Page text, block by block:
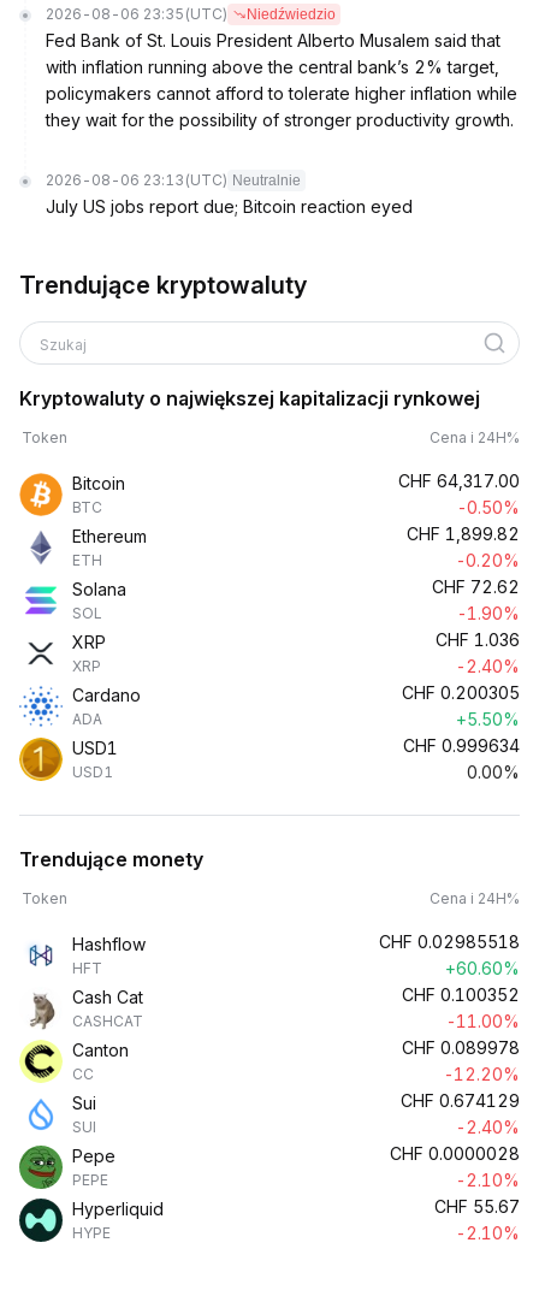
2026-08-06 23:35 (UTC) Niedźwiedzio
Fed Bank of St. Louis President Alberto Musalem said that
with inflation running above the central bank’s 2% target,
policymakers cannot afford to tolerate higher inflation while
they wait for the possibility of stronger productivity growth.
2026-08-06 23:13 (UTC) Neutralnie
July US jobs report due; Bitcoin reaction eyed
Trendujące kryptowaluty
Szukaj
Kryptowaluty o największej kapitalizacji rynkowej
Token Cena i 24H%
Bitcoin
BTC
CHF 64,317.00
-0.50%
Ethereum
ETH
CHF 1,899.82
-0.20%
Solana
SOL
CHF 72.62
-1.90%
XRP
XRP
CHF 1.036
-2.40%
Cardano
ADA
CHF 0.200305
+5.50%
USD1
USD1
CHF 0.999634
0.00%
Trendujące monety
Token Cena i 24H%
Hashflow
HFT
CHF 0.02985518
+60.60%
Cash Cat
CASHCAT
CHF 0.100352
-11.00%
Canton
CC
CHF 0.089978
-12.20%
Sui
SUI
CHF 0.674129
-2.40%
Pepe
PEPE
CHF 0.0000028
-2.10%
Hyperliquid
HYPE
CHF 55.67
-2.10%